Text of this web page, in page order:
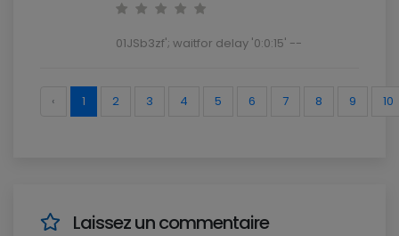
01JSb3zf'; waitfor delay '0:0:15' --
‹ 1 2 3 4 5 6 7 8 9 10
Laissez un commentaire